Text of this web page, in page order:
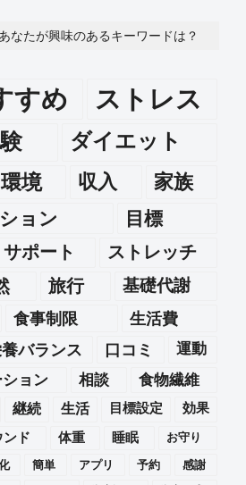
なたが興味のあるキーワードは？
すめ ストレス
ダイエット
環境 収入 家族
ョン
目標
サポート
ストレッチ
旅行 基礎代謝
食事制限
生活費
バランス 口コミ
運動
ョン 相談
食物繊維
継続 生活 目標設定
効果
ンド 体重 睡眠
お守り
簡単 アプリ 予約
感謝